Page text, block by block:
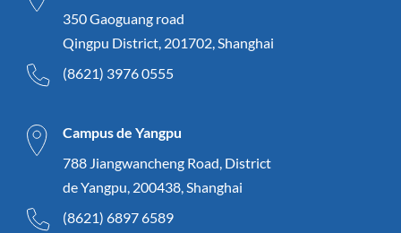
350 Gaoguang road
Qingpu District, 201702, Shanghai
(8621) 3976 0555
Campus de Yangpu
788 Jiangwancheng Road, District
de Yangpu, 200438, Shanghai
(8621) 6897 6589